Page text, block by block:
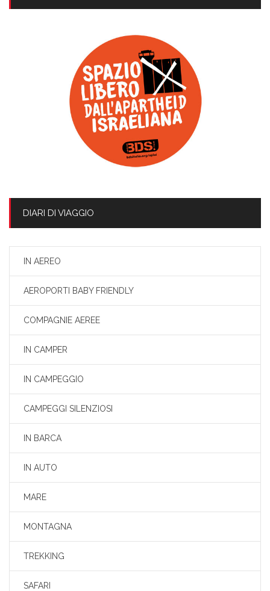
DIARI DI VIAGGIO
IN AEREO
AEROPORTI BABY FRIENDLY
COMPAGNIE AEREE
IN CAMPER
IN CAMPEGGIO
CAMPEGGI SILENZIOSI
IN BARCA
IN AUTO
MARE
MONTAGNA
TREKKING
SAFARI